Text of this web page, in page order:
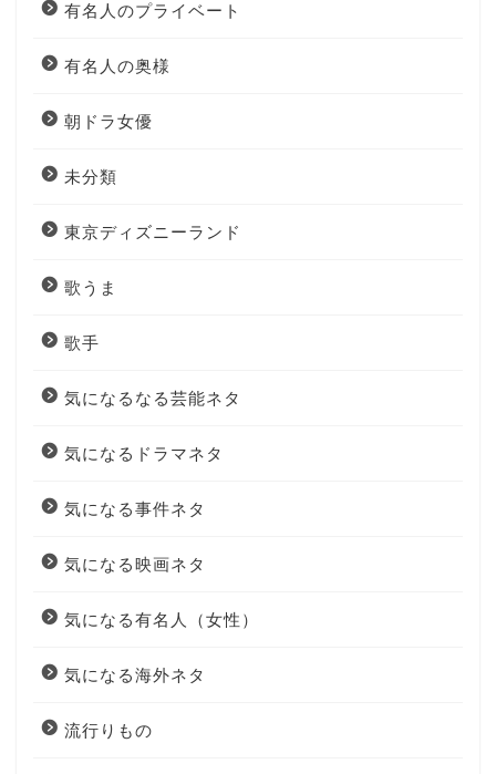
有名人のプライベート
有名人の奥様
朝ドラ女優
未分類
東京ディズニーランド
歌うま
歌手
気になるなる芸能ネタ
気になるドラマネタ
気になる事件ネタ
気になる映画ネタ
気になる有名人（女性）
気になる海外ネタ
流行りもの